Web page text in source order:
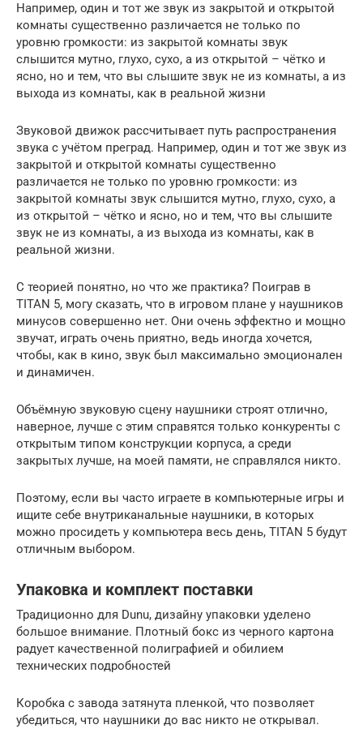
Например, один и тот же звук из закрытой и открытой
комнаты существенно различается не только по
уровню громкости: из закрытой комнаты звук
слышится мутно, глухо, сухо, а из открытой – чётко и
ясно, но и тем, что вы слышите звук не из комнаты, а из
выхода из комнаты, как в реальной жизни
Звуковой движок рассчитывает путь распространения
звука с учётом преград. Например, один и тот же звук из
закрытой и открытой комнаты существенно
различается не только по уровню громкости: из
закрытой комнаты звук слышится мутно, глухо, сухо, а
из открытой – чётко и ясно, но и тем, что вы слышите
звук не из комнаты, а из выхода из комнаты, как в
реальной жизни.
С теорией понятно, но что же практика? Поиграв в
TITAN 5, могу сказать, что в игровом плане у наушников
минусов совершенно нет. Они очень эффектно и мощно
звучат, играть очень приятно, ведь иногда хочется,
чтобы, как в кино, звук был максимально эмоционален
и динамичен.
Объёмную звуковую сцену наушники строят отлично,
наверное, лучше с этим справятся только конкуренты с
открытым типом конструкции корпуса, а среди
закрытых лучше, на моей памяти, не справлялся никто.
Поэтому, если вы часто играете в компьютерные игры и
ищите себе внутриканальные наушники, в которых
можно просидеть у компьютера весь день, TITAN 5 будут
отличным выбором.
Упаковка и комплект поставки
Традиционно для Dunu, дизайну упаковки уделено
большое внимание. Плотный бокс из черного картона
радует качественной полиграфией и обилием
технических подробностей
Коробка с завода затянута пленкой, что позволяет
убедиться, что наушники до вас никто не открывал.